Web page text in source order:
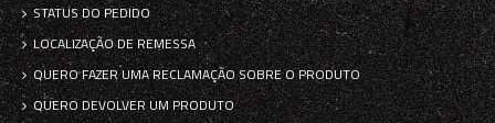
STATUS DO PEDIDO
LOCALIZAÇÃO DE REMESSA
QUERO FAZER UMA RECLAMAÇÃO SOBRE O PRODUTO
QUERO DEVOLVER UM PRODUTO